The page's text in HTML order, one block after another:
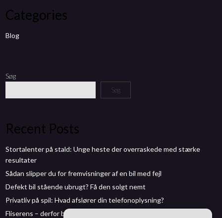
Categories
Blog
Søg
Søg
Recent Posts
Stortalenter på stald: Unge heste der overraskede med stærke
resultater
Sådan slipper du for fremvisninger af en bil med fejl
Defekt bil stående ubrugt? Få den solgt nemt
Privatliv på spil: Hvad afslører din telefonoplysning?
Fliserens – derfor bør du give terrassen en forårskur